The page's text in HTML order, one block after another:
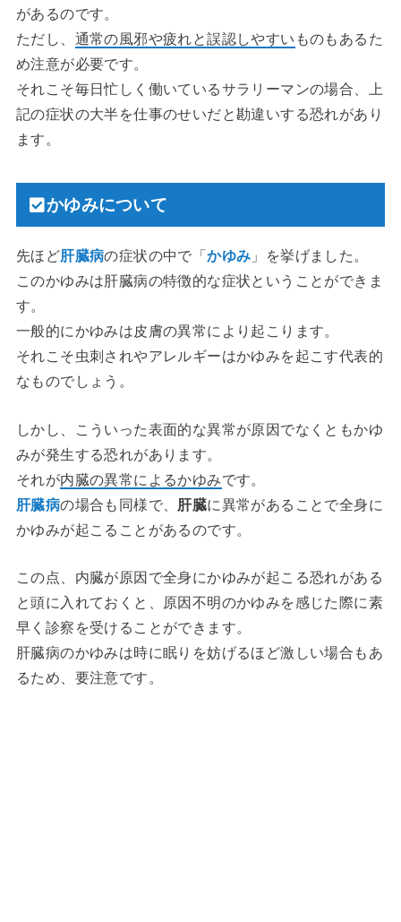
があるのです。
ただし、 通常の風邪や疲れと誤認しやすい ものもあるた
め注意が必要です。
それこそ毎日忙しく働いているサラリーマンの場合、上
記の症状の大半を仕事のせいだと勘違いする恐れがあり
ます。
かゆみについて
先ほど肝臓病の症状の中で「かゆみ 」を挙げました。
このかゆみは肝臓病の特徴的な症状ということができま
す。
一般的にかゆみは皮膚の異常により起こります。
それこそ虫刺されやアレルギーはかゆみを起こす代表的
なものでしょう。
しかし、こういった表面的な異常が原因でなくともかゆ
みが発生する恐れがあります。
それが内臓の異常によるかゆみです。
肝臓病の場合も同様で、 肝臓に異常があることで全身に
かゆみが起こることがあるのです。
この点、内臓が原因で全身にかゆみが起こる恐れがある
と頭に入れておくと、原因不明のかゆみを感じた際に素
早く診察を受けることができます。
肝臓病のかゆみは時に眠りを妨げるほど激しい場合もあ
るため、要注意です。